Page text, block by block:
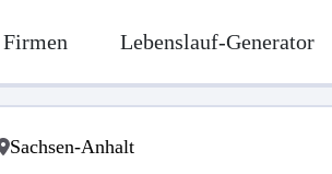
Firmen Lebenslauf-Generator